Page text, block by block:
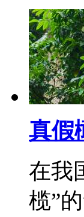
真假
在我
榄”